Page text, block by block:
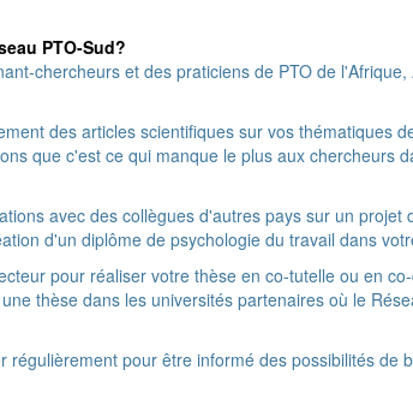
PTO-Sud?
chercheurs et des praticiens de PTO de
des articles scientifiques sur vos thématiques
que c'est ce qui manque le plus aux chercheurs
avec des collègues d'autres pays sur un projet
d'un diplôme de psychologie du travail dans
pour réaliser votre thèse en co-tutelle ou en
thèse dans les universités partenaires où le
régulièrement pour être informé des possibilités de